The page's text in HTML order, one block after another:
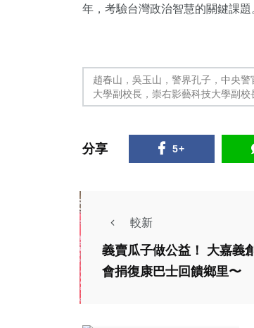
年，考驗台灣政治智慧的關鍵課題
趙春山，吳玉山，警界孔子，中央
大學副校長，崇右影藝科技大學副
分享 5+
較新
義賣瓜子做公益！ 大嘉義
會捐復康巴士回饋鄉里〜
社會
健康 文教
2026年﹁慧行盃﹂